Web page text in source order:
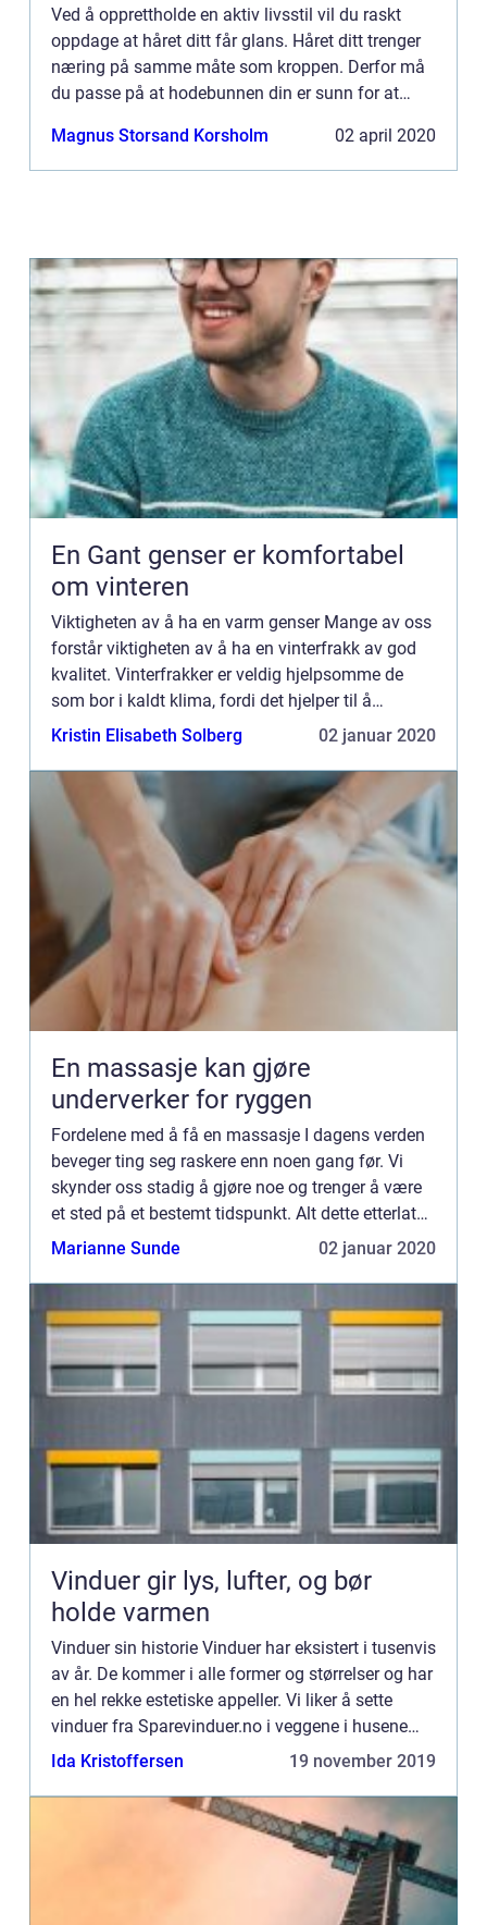
Ved å opprettholde en aktiv livsstil vil du raskt
oppdage at håret ditt får glans. Håret ditt trenger
næring på samme måte som kroppen. Derfor må
du passe på at hodebunnen din er sunn for at
hårsekkene ikke få...
Magnus Storsand Korsholm 02 april 2020
En Gant genser er komfortabel
om vinteren
Viktigheten av å ha en varm genser Mange av oss
forstår viktigheten av å ha en vinterfrakk av god
kvalitet. Vinterfrakker er veldig hjelpsomme de
som bor i kaldt klima, fordi det hjelper til å
forhindre at kald luft trenger gj...
Kristin Elisabeth Solberg 02 januar 2020
En massasje kan gjøre
underverker for ryggen
Fordelene med å få en massasje I dagens verden
beveger ting seg raskere enn noen gang før. Vi
skynder oss stadig å gjøre noe og trenger å være
et sted på et bestemt tidspunkt. Alt dette etterlater
oss...
Marianne Sunde 02 januar 2020
Vinduer gir lys, lufter, og bør
holde varmen
Vinduer sin historie Vinduer har eksistert i tusenvis
av år. De kommer i alle former og størrelser og har
en hel rekke estetiske appeller. Vi liker å sette
vinduer fra Sparevinduer.no i veggene i husene
våre av estetiske s&ar...
Ida Kristoffersen 19 november 2019